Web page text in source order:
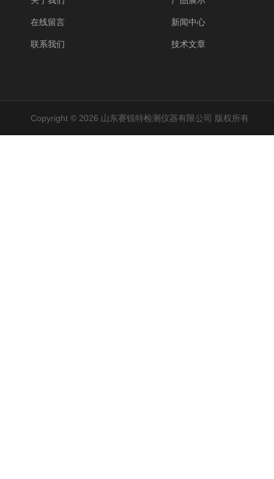
在线留言
联系我们
新闻中心
技术文章
Copyright © 2026 山东赛锐特检测仪器有限公司 版权所有